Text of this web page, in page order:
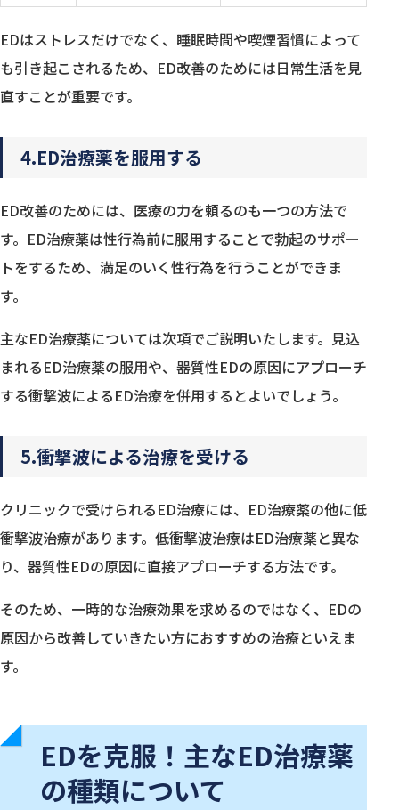
EDはストレスだけでなく、睡眠時間や喫煙習慣によって
も引き起こされるため、ED改善のためには日常生活を見
直すことが重要です。
4.ED治療薬を服用する
ED改善のためには、医療の力を頼るのも一つの方法で
す。ED治療薬は性行為前に服用することで勃起のサポー
トをするため、満足のいく性行為を行うことができま
す。
主なED治療薬については次項でご説明いたします。見込
まれるED治療薬の服用や、器質性EDの原因にアプローチ
する衝撃波によるED治療を併用するとよいでしょう。
5.衝撃波による治療を受ける
クリニックで受けられるED治療には、ED治療薬の他に低
衝撃波治療があります。低衝撃波治療はED治療薬と異な
り、器質性EDの原因に直接アプローチする方法です。
そのため、一時的な治療効果を求めるのではなく、EDの
原因から改善していきたい方におすすめの治療といえま
す。
EDを克服！主なED治療薬
の種類について